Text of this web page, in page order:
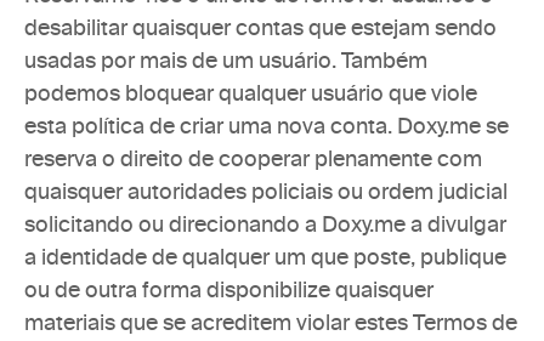
desabilitar quaisquer contas que estejam sendo
usadas por mais de um usuário. Também
podemos bloquear qualquer usuário que viole
esta política de criar uma nova conta. Doxy.me se
reserva o direito de cooperar plenamente com
quaisquer autoridades policiais ou ordem judicial
solicitando ou direcionando a Doxy.me a divulgar
a identidade de qualquer um que poste, publique
ou de outra forma disponibilize quaisquer
materiais que se acreditem violar estes Termos de